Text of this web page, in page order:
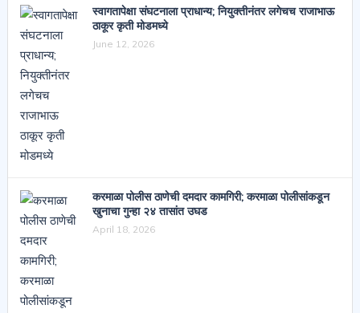
स्वागतापेक्षा संघटनाला प्राधान्य; नियुक्तीनंतर लगेचच राजाभाऊ
ठाकूर कृती मोडमध्ये
June 12, 2026
करमाळा पोलीस ठाणेची दमदार कामगिरी; करमाळा पोलीसांकडून
खुनाचा गुन्हा २४ तासांत उघड
April 18, 2026